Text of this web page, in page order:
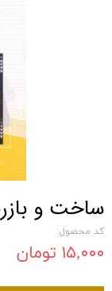
ساخت و
کد محصول:
۱۵,۰۰۰ تومان